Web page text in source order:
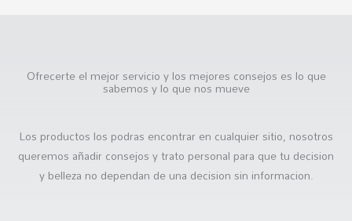
Ofrecerte el mejor servicio y los mejores consejos es lo que
sabemos y lo que nos mueve
Los productos los podras encontrar en cualquier sitio, nosotros
queremos añadir consejos y trato personal para que tu decision
y belleza no dependan de una decision sin informacion.